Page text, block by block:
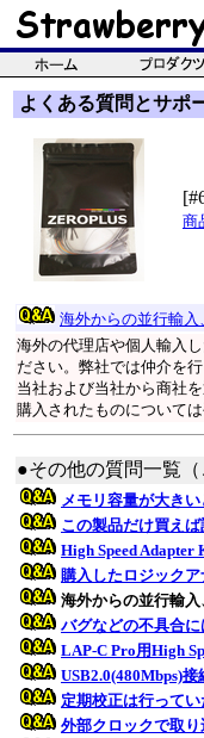
よくある質問とサポ
商
海外からの並行輸
海外の代理店や個人輸入
ださい。弊社では仲介を行
当社および当社から商社
購入されたものについて
●その他の質問一覧（
メモリ容量が大き
この製品だけ買え
High Speed Adapter
購入したロジック
海外からの並行輸
バグなどの不具合
LAP-C Pro用High
USB2.0(480Mbps)
定期校正は行ってい
外部クロックで取